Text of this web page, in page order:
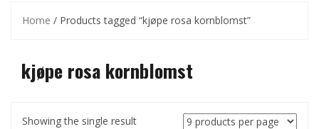
Home / Products tagged “kjøpe rosa kornblomst”
kjøpe rosa kornblomst
Showing the single result